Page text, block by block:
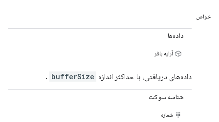
خواص
داده‌ها
آرایه بافر
داده‌های دریافتی، با حداکثر اندازه bufferSize
.
شناسه سوکت
شماره